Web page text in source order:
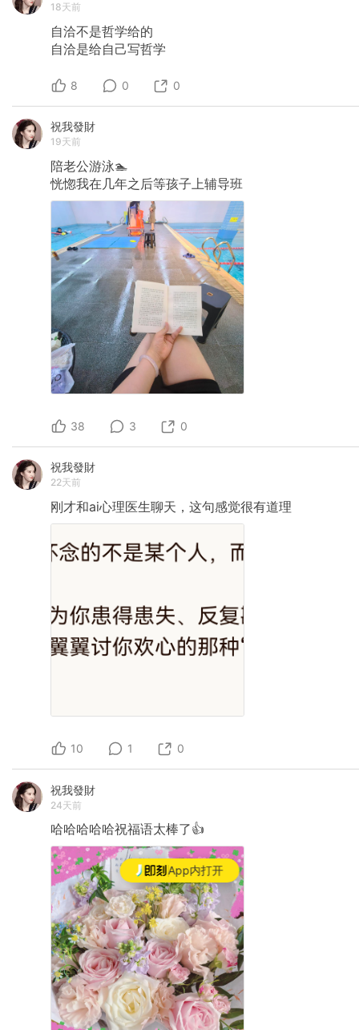
App内打开
18天前
自洽不是哲学给的
自洽是给自己写哲学
8 0 0
祝我發財
19天前
陪老公游泳🏊
恍惚我在几年之后等孩子上辅导班
38 3 0
祝我發財
22天前
刚才和ai心理医生聊天，这句感觉很有道理
10 1 0
祝我發財
24天前
哈哈哈哈哈祝福语太棒了👍